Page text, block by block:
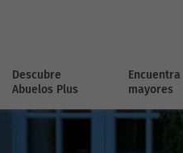
Descubre
Abuelos Plus
mayores